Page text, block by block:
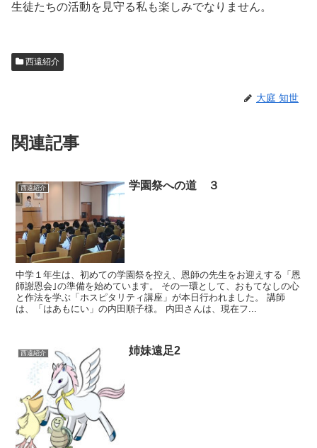
生徒たちの活動を見守る私も楽しみでなりません。
西遠紹介
大庭 知世
関連記事
西遠紹介 学園祭への道 ３
中学１年生は、初めての学園祭を控え、恩師の先生をお迎えする「恩
師謝恩会｣の準備を始めています。 その一環として、おもてなしの心
と作法を学ぶ「ホスピタリティ講座」が本日行われました。 講師
は、「はあもにい」の内田順子様。 内田さんは、現在フ...
西遠紹介 姉妹遠足2